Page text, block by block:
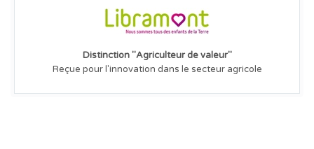
Distinction "Agriculteur de valeur"
Reçue pour l'innovation dans le secteur agricole